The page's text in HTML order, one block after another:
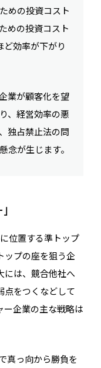
めの投資コスト
めの投資コスト
効率が下がり
業が顧客化を望
、経営効率の悪
独占禁止法の問
念が生じます。
位置する準トップ
ップの座を狙う企
には、競合他社へ
点をつくなどして
ー企業の主な戦略は
真っ向から勝負を